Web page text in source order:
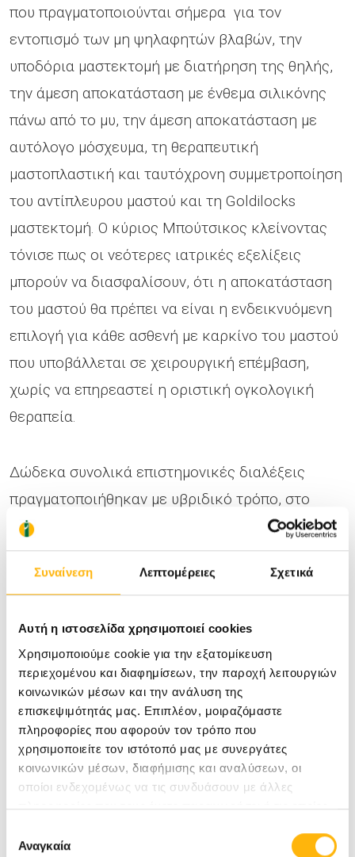
Συναίνεση Λεπτομέρειες Σχετικά
Αυτή η ιστοσελίδα χρησιμοποιεί cookies
Χρησιμοποιούμε cookie για την εξατομίκευση
περιεχομένου και διαφημίσεων, την παροχή λειτουργιών
κοινωνικών μέσων και την ανάλυση της
επισκεψιμότητάς μας. Επιπλέον, μοιραζόμαστε
πληροφορίες που αφορούν τον τρόπο που
χρησιμοποιείτε τον ιστότοπό μας με συνεργάτες
κοινωνικών μέσων, διαφήμισης και αναλύσεων, οι
οποίοι ενδεχομένως να τις συνδυάσουν με άλλες
πληροφορίες που τους έχετε παραχωρήσει ή τις οποίες
των υπηρεσιών τους.
συγκατάθεσης
Αναγκαία
που πραγματοποιούνται σήμερα για τον
εντοπισμό των μη ψηλαφητών βλαβών, την
υποδόρια μαστεκτομή με διατήρηση της θηλής,
την άμεση αποκατάσταση με ένθεμα σιλικόνης
πάνω από το μυ, την άμεση αποκατάσταση με
αυτόλογο μόσχευμα, τη θεραπευτική
μαστοπλαστική και ταυτόχρονη συμμετροποίηση
του αντίπλευρου μαστού και τη Goldilocks
μαστεκτομή. Ο κύριος Μπούτσικος κλείνοντας
τόνισε πως οι νεότερες ιατρικές εξελίξεις
μπορούν να διασφαλίσουν, ότι η αποκατάσταση
του μαστού θα πρέπει να είναι η ενδεικνυόμενη
επιλογή για κάθε ασθενή με καρκίνο του μαστού
που υποβάλλεται σε χειρουργική επέμβαση,
χωρίς να επηρεαστεί η οριστική ογκολογική
θεραπεία.
Δώδεκα συνολικά επιστημονικές διαλέξεις
πραγματοποιήθηκαν με υβριδικό τρόπο, στο
ακαδημαϊκό έτος 2023 -2024 , με φυσική
παρουσία στο χώρο του ΙΑΣΩ Θεσσαλίας αλλά
και διαδικτυακά, για τη διαρκή επιμόρφωση
προσωπικού, όπου 19 συνεργάτες ιατροί,
διαφόρων ειδικοτήτων, κάλυψαν μία ευρεία
γκάμα ιατρικών θεμάτων, υπό το συντονισμό
τουΠρόεδρου του Επιστημονικού Συμβουλίου
Αναισθησιολόγου Εντατικολόγου Δρ. Κομνού
Απόστολου.